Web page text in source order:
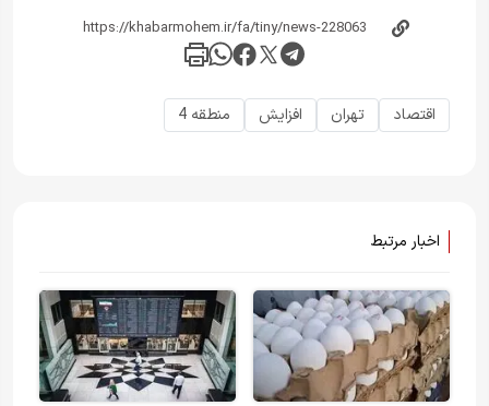
اقتصاد تهران افزایش منطقه 4
اخبار مرتبط